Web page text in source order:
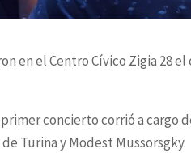
en el Centro Cívico Zigia 28
concierto corrió a cargo
Turina y Modest Mussorsgky.